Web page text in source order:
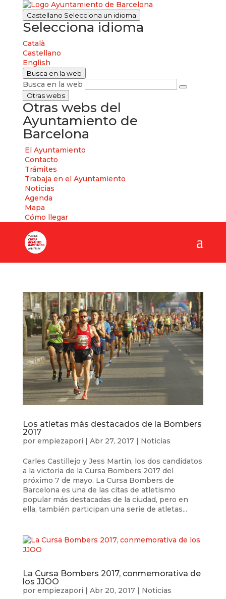
Castellano Selecciona un idioma
Selecciona idioma
Català
Castellano
English
Busca en la web
Busca en la web
Otras webs
Otras webs del
Ayuntamiento de
Barcelona
El Ayuntamiento
Contacto
Trámites
Trabaja en el Ayuntamiento
Noticias
Agenda
Mapa
Cómo llegar
Los atletas más destacados de la Bombers
2017
por empiezapori | Abr 27, 2017| Noticias
Carles Castillejo y Jess Martin, los dos candidatos
a la victoria de la Cursa Bombers 2017 del
próximo 7 de mayo. La Cursa Bombers de
Barcelona es una de las citas de atletismo
popular más destacadas de la ciudad, pero en
ella, también participan una serie de atletas...
La Cursa Bombers 2017, conmemorativa de
los JJOO
por empiezapori | Abr 20, 2017| Noticias